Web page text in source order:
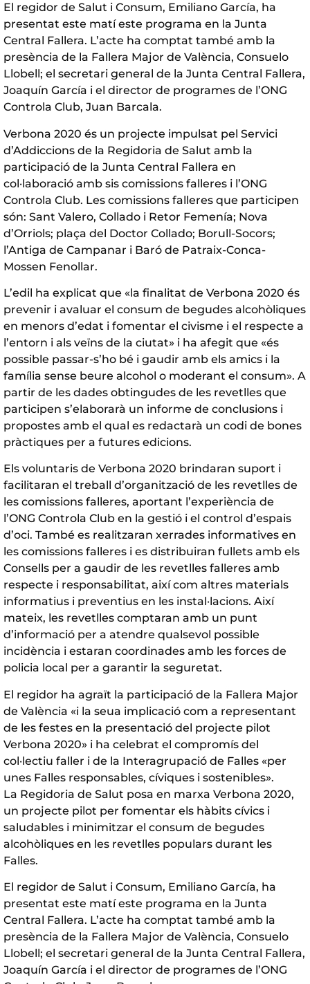
El regidor de Salut i Consum, Emiliano García, ha
presentat este matí este programa en la Junta
Central Fallera. L’acte ha comptat també amb la
presència de la Fallera Major de València, Consuelo
Llobell; el secretari general de la Junta Central Fallera,
Joaquín García i el director de programes de l’ONG
Controla Club, Juan Barcala.
Verbona 2020 és un projecte impulsat pel Servici
d’Addiccions de la Regidoria de Salut amb la
participació de la Junta Central Fallera en
col·laboració amb sis comissions falleres i l’ONG
Controla Club. Les comissions falleres que participen
són: Sant Valero, Collado i Retor Femenía; Nova
d’Orriols; plaça del Doctor Collado; Borull-Socors;
l’Antiga de Campanar i Baró de Patraix-Conca-
Mossen Fenollar.
L’edil ha explicat que «la finalitat de Verbona 2020 és
prevenir i avaluar el consum de begudes alcohòliques
en menors d’edat i fomentar el civisme i el respecte a
l’entorn i als veïns de la ciutat» i ha afegit que «és
possible passar-s’ho bé i gaudir amb els amics i la
família sense beure alcohol o moderant el consum». A
partir de les dades obtingudes de les revetlles que
participen s’elaborarà un informe de conclusions i
propostes amb el qual es redactarà un codi de bones
pràctiques per a futures edicions.
Els voluntaris de Verbona 2020 brindaran suport i
facilitaran el treball d’organització de les revetlles de
les comissions falleres, aportant l’experiència de
l’ONG Controla Club en la gestió i el control d’espais
d’oci. També es realitzaran xerrades informatives en
les comissions falleres i es distribuiran fullets amb els
Consells per a gaudir de les revetlles falleres amb
respecte i responsabilitat, així com altres materials
informatius i preventius en les instal·lacions. Així
mateix, les revetlles comptaran amb un punt
d’informació per a atendre qualsevol possible
incidència i estaran coordinades amb les forces de
policia local per a garantir la seguretat.
El regidor ha agraït la participació de la Fallera Major
de València «i la seua implicació com a representant
de les festes en la presentació del projecte pilot
Verbona 2020» i ha celebrat el compromís del
col·lectiu faller i de la Interagrupació de Falles «per
unes Falles responsables, cíviques i sostenibles».
La Regidoria de Salut posa en marxa Verbona 2020,
un projecte pilot per fomentar els hàbits cívics i
saludables i minimitzar el consum de begudes
alcohòliques en les revetlles populars durant les
Falles.
El regidor de Salut i Consum, Emiliano García, ha
presentat este matí este programa en la Junta
Central Fallera. L’acte ha comptat també amb la
presència de la Fallera Major de València, Consuelo
Llobell; el secretari general de la Junta Central Fallera,
Joaquín García i el director de programes de l’ONG